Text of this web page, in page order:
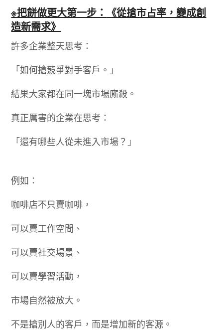
※把餅做更大第一步：
《從搶市占率，變成創
造新需求》
許多企業整天思考：
「如何搶競爭對手客戶。」
結果大家都在同一塊市場廝殺。
真正厲害的企業在思考：
「還有哪些人從未進入市場？」
例如：
咖啡店不只賣咖啡，
可以賣工作空間、
可以賣社交場景、
可以賣學習活動，
市場自然被放大。
不是搶別人的客戶，而是增加新的客源。